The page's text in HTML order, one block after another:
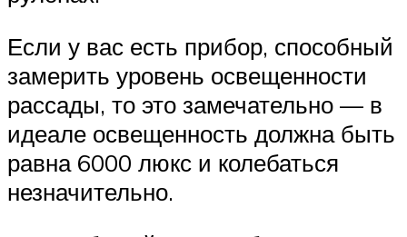
Если у вас есть прибор, способный
замерить уровень освещенности
рассады, то это замечательно — в
идеале освещенность должна быть
равна 6000 люкс и колебаться
незначительно.